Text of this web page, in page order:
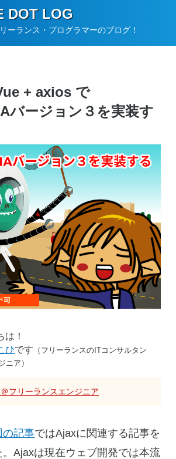
DOT LOG
ーランス・プログラマーのブログ！
+ axios で
バージョン３を実装す
は！
ひです （フリーランスのITコンサルタン
ニア）
フリーランスエンジニア
の記事ではAjaxに関連する記事を
Ajaxは現在ウェブ開発では本流